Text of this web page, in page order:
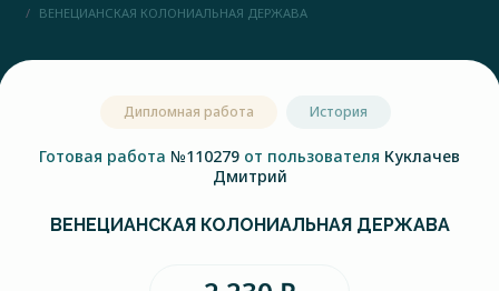
ВЕНЕЦИАНСКАЯ КОЛОНИАЛЬНАЯ ДЕРЖАВА
Дипломная работа История
Готовая работа №110279 от пользователя Куклачев
Дмитрий
ВЕНЕЦИАНСКАЯ КОЛОНИАЛЬНАЯ ДЕРЖАВА